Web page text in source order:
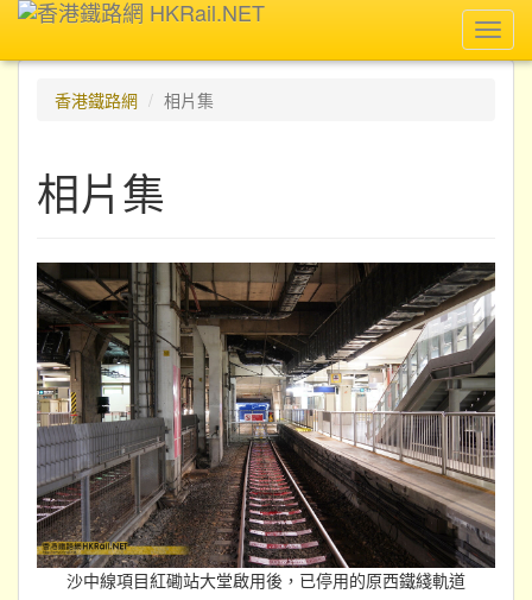
香港鐵路網
相片集
相片集
沙中線項目紅磡站大堂啟用後，已停用的原西鐵綫軌道